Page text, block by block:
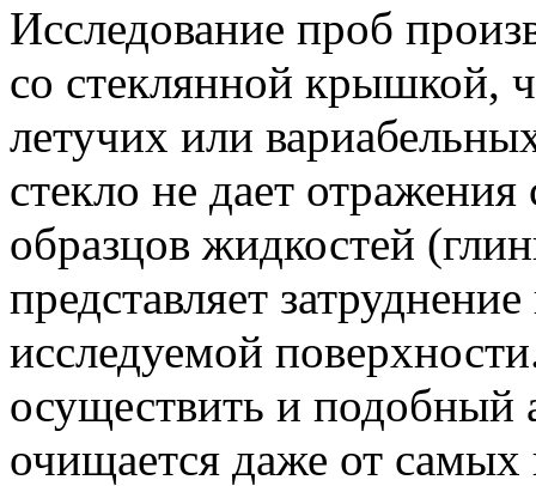
Исследование проб
со стеклянной крышкой,
летучих или
стекло не дает
образцов жидкостей
представляет
исследуемой
осуществить и подобный
очищается даже от самых